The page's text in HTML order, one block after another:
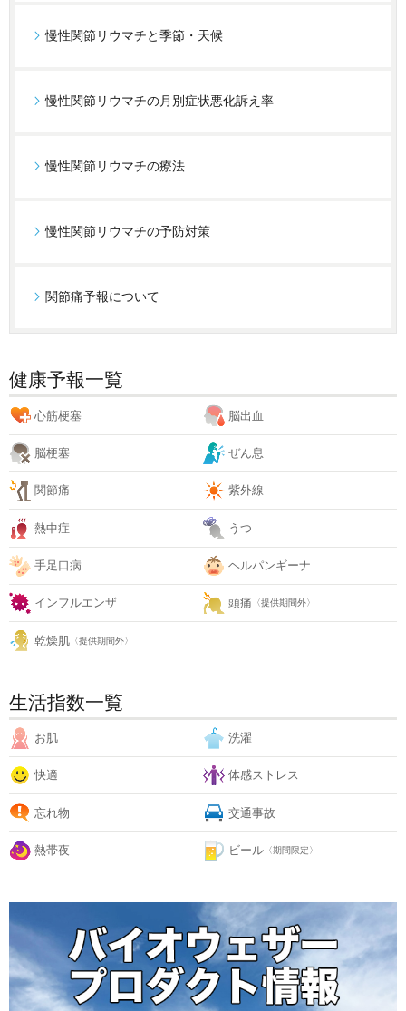
慢性関節リウマチと季節・天候
慢性関節リウマチの月別症状悪化訴え率
慢性関節リウマチの療法
慢性関節リウマチの予防対策
関節痛予報について
健康予報一覧
心筋梗塞 脳出血
脳梗塞 ぜん息
関節痛 紫外線
熱中症 うつ
手足口病 ヘルパンギーナ
インフルエンザ 頭痛 〈提供期間外〉
乾燥肌 〈提供期間外〉
生活指数一覧
お肌 洗濯
快適 体感ストレス
忘れ物 交通事故
熱帯夜 ビール 〈期間限定〉